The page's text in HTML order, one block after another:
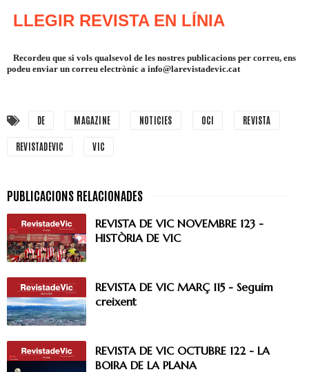
LLEGIR REVISTA EN LÍNIA
Recordeu que si vols qualsevol de les nostres publicacions per correu, ens
podeu enviar un correu electrònic a info@larevistadevic.cat
DE MAGAZINE NOTICIES OCI REVISTA
REVISTADEVIC VIC
REVISTA DE VIC NOVEMBRE 123 -
HISTÒRIA DE VIC
REVISTA DE VIC MARÇ 115 - Seguim
creixent
REVISTA DE VIC OCTUBRE 122 - LA
BOIRA DE LA PLANA